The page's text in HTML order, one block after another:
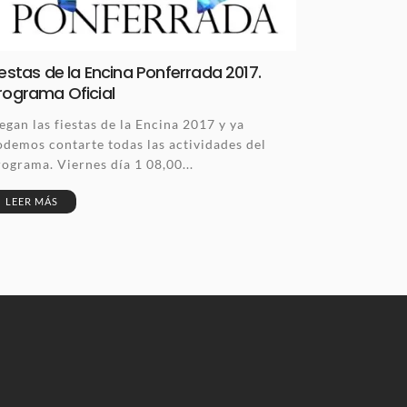
de la Encina Ponferrada 2017.
Oficial
las fiestas de la Encina 2017 y ya
contarte todas las actividades del
Viernes día 1 08,00...
LEER MÁS